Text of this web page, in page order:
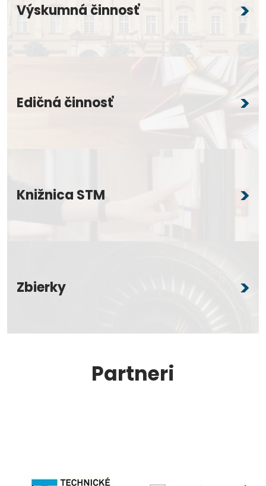
Výskumná činnosť
Edičná činnosť
Knižnica STM
Zbierky
Partneri